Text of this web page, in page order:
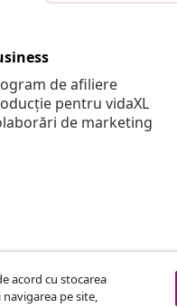
de afiliere
pentru vidaXL
de marketing
acord cu stocarea
pe site,